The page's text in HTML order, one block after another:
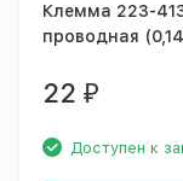
Клемма 223-
проводная
22 ₽
Доступен к